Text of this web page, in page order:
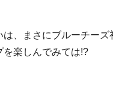
、まさにブルーチーズ
楽しんでみては!?